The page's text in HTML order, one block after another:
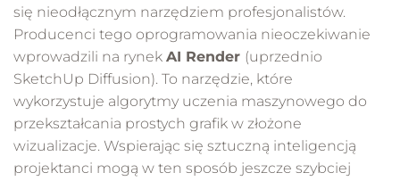
się nieodłącznym narzędziem profesjonalistów.
Producenci tego oprogramowania nieoczekiwanie
wprowadzili na rynek AI Render (uprzednio
SketchUp Diffusion). To narzędzie, które
wykorzystuje algorytmy uczenia maszynowego do
przekształcania prostych grafik w złożone
wizualizacje. Wspierając się sztuczną inteligencją
projektanci mogą w ten sposób jeszcze szybciej